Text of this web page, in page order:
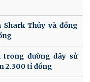
Shark Thủy và đồng
đường dây sử
2.300 tỉ đồng